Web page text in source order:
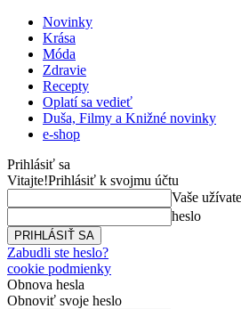
Novinky
Krása
Móda
Zdravie
Recepty
Oplatí sa vedieť
Duša, Filmy a Knižné novinky
e-shop
Prihlásiť sa
Vitajte!Prihlásiť k svojmu účtu
Vaše
heslo
Zabudli ste heslo?
cookie podmienky
Obnova hesla
Obnoviť svoje heslo